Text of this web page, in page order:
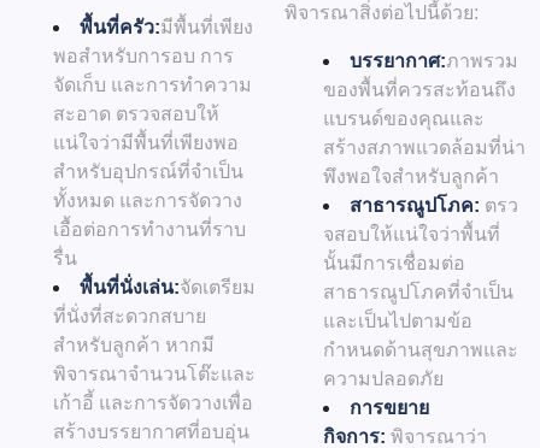
พื้นที่ครัว:มีพื้นที่เพียง
พอสำหรับการอบ การ
จัดเก็บ และการทำความ
สะอาด ตรวจสอบให้
แน่ใจว่ามีพื้นที่เพียงพอ
สำหรับอุปกรณ์ที่จำเป็น
ทั้งหมด และการจัดวาง
เอื้อต่อการทำงานที่ราบ
รื่น
พื้นที่นั่งเล่น:จัดเตรียม
ที่นั่งที่สะดวกสบาย
สำหรับลูกค้า หากมี
พิจารณาจำนวนโต๊ะและ
เก้าอี้ และการจัดวางเพื่อ
สร้างบรรยากาศที่อบอุ่น
พิจารณาสิ่งต่อไปนี้ด้วย:
บรรยากาศ:ภาพรวม
ของพื้นที่ควรสะท้อนถึง
แบรนด์ของคุณและ
สร้างสภาพแวดล้อมที่น่า
พึงพอใจสำหรับลูกค้า
สาธารณูปโภค: ตรว
จสอบให้แน่ใจว่าพื้นที่
นั้นมีการเชื่อมต่อ
สาธารณูปโภคที่จำเป็น
และเป็นไปตามข้อ
กำหนดด้านสุขภาพและ
ความปลอดภัย
การขยาย
กิจการ: พิจารณาว่า